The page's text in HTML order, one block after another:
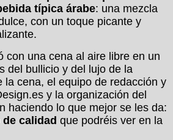
típica árabe: una mezcla
con un toque picante y
con una cena al aire libre en un
del bullicio y del lujo de la
la cena, el equipo de redacción y
y la organización del
haciendo lo que mejor se les da:
calidad que podréis ver en la